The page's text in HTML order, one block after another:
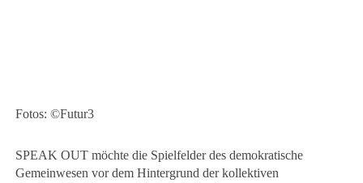
Fotos: ©Futur3
SPEAK OUT möchte die Spielfelder des demokratische
Gemeinwesen vor dem Hintergrund der kollektiven